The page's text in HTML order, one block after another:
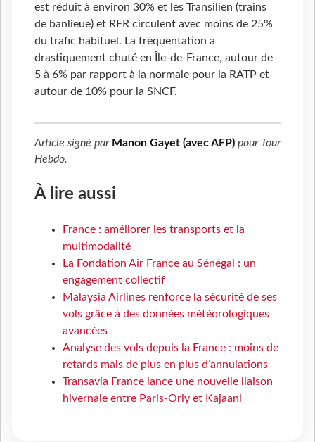
est réduit à environ 30% et les Transilien (trains
de banlieue) et RER circulent avec moins de 25%
du trafic habituel. La fréquentation a
drastiquement chuté en Île-de-France, autour de
5 à 6% par rapport à la normale pour la RATP et
autour de 10% pour la SNCF.
Article signé par Manon Gayet (avec AFP) pour Tour
Hebdo.
À lire aussi
France : améliorer les transports et la
multimodalité
La Fondation Air France au Sénégal : un
engagement collectif
Malaysia Airlines renforce la sécurité de ses
vols grâce à des données météorologiques
avancées
Analyse des vols depuis la France : moins de
retards mais de plus en plus d’annulations
Transavia France lance une nouvelle liaison
hivernale entre Paris-Orly et Kajaani